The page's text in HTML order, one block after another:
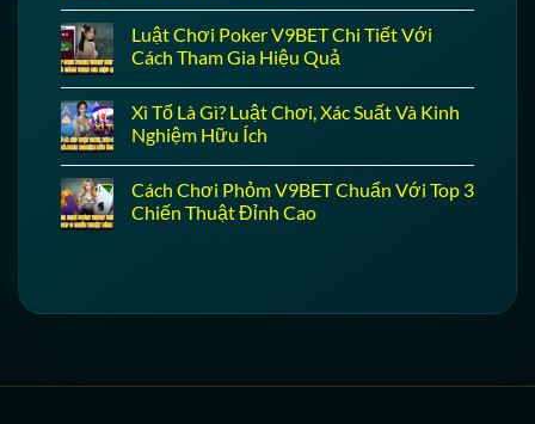
Luật Chơi Poker V9BET Chi Tiết Với
Cách Tham Gia Hiệu Quả
Xì Tố Là Gì? Luật Chơi, Xác Suất Và Kinh
Nghiệm Hữu Ích
Cách Chơi Phỏm V9BET Chuẩn Với Top 3
Chiến Thuật Đỉnh Cao